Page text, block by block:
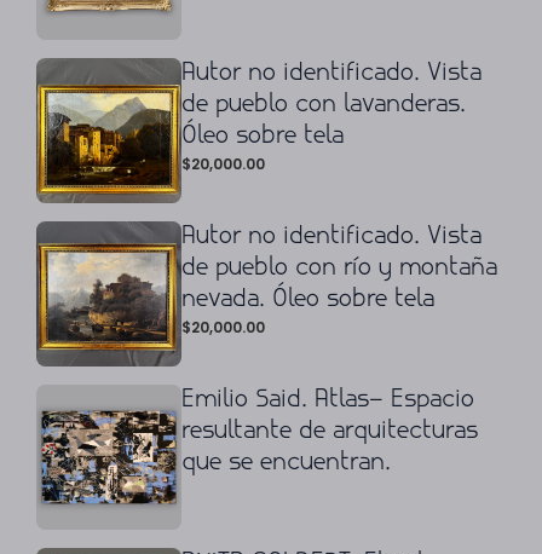
Autor no identificado. Vista
de pueblo con lavanderas.
Óleo sobre tela
$20,000.00
Autor no identificado. Vista
de pueblo con río y montaña
nevada. Óleo sobre tela
$20,000.00
Emilio Said. Atlas– Espacio
resultante de arquitecturas
que se encuentran.